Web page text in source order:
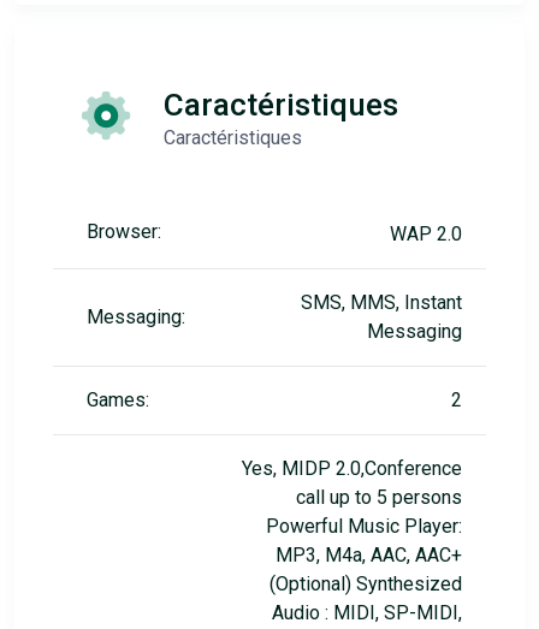
Caractéristiques
Caractéristiques
Browser: WAP 2.0
Messaging:
SMS, MMS, Instant
Messaging
Games: 2
Yes, MIDP 2.0,Conference
call up to 5 persons
Powerful Music Player:
MP3, M4a, AAC, AAC+
(Optional) Synthesized
Audio : MIDI, SP-MIDI,